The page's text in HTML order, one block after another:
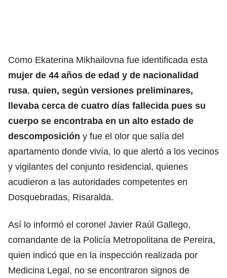
Como Ekaterina Mikhailovna fue identificada esta
mujer de 44 años de edad y de nacionalidad
rusa, quien, según versiones preliminares,
llevaba cerca de cuatro días fallecida pues su
cuerpo se encontraba en un alto estado de
descomposición y fue el olor que salía del
apartamento donde vivía, lo que alertó a los vecinos
y vigilantes del conjunto residencial, quienes
acudieron a las autoridades competentes en
Dosquebradas, Risaralda.
Así lo informó el coronel Javier Raúl Gallego,
comandante de la Policía Metropolitana de Pereira,
quien indicó que en la inspección realizada por
Medicina Legal, no se encontraron signos de